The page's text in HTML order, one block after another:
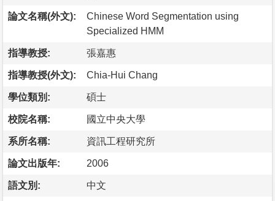
論文名稱(外文):
Chinese Word Segmentation using
Specialized HMM
指導教授: 張嘉惠
指導教授(外文): Chia-Hui Chang
學位類別: 碩士
校院名稱: 國立中央大學
系所名稱: 資訊工程研究所
論文出版年: 2006
語文別: 中文